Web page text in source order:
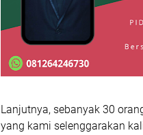
Lanjutnya, sebanyak 30
yang kami selenggarakan